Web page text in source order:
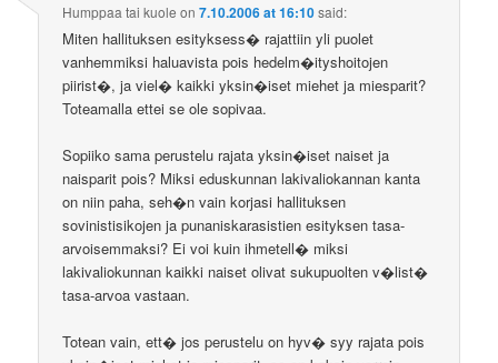
Humppaa tai kuole on7.10.2006 at 16:10said:
Miten hallituksen esityksess� rajattiin yli puolet
vanhemmiksi haluavista pois hedelm�ityshoitojen
piirist�, ja viel� kaikki yksin�iset miehet ja miesparit?
Toteamalla ettei se ole sopivaa.
Sopiiko sama perustelu rajata yksin�iset naiset ja
naisparit pois? Miksi eduskunnan lakivaliokannan kanta
on niin paha, seh�n vain korjasi hallituksen
sovinistisikojen ja punaniskarasistien esityksen tasa-
arvoisemmaksi? Ei voi kuin ihmetell� miksi
lakivaliokunnan kaikki naiset olivat sukupuolten v�list�
tasa-arvoa vastaan.
Totean vain, ett� jos perustelu on hyv� syy rajata pois